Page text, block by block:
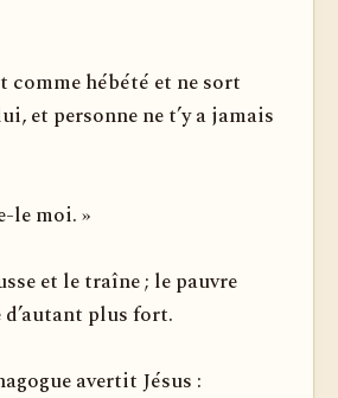
comme hébété et ne sort
et personne ne t’y a jamais
le moi. »
et le traîne ; le pauvre
plus fort.
avertit Jésus :